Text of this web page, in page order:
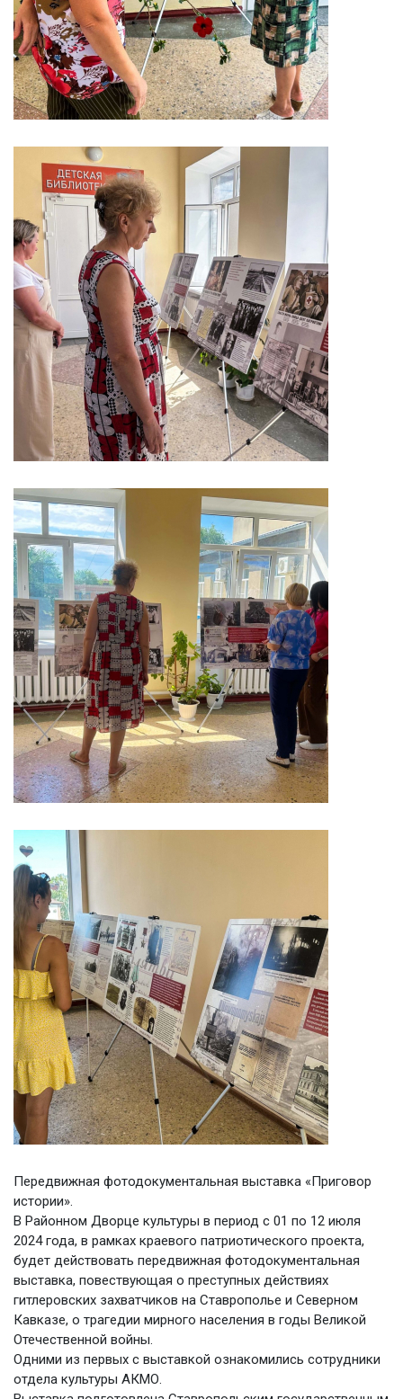
Передвижная фотодокументальная выставка «Приговор
истории».
В Районном Дворце культуры в период с 01 по 12 июля
2024 года, в рамках краевого патриотического проекта,
будет действовать передвижная фотодокументальная
выставка, повествующая о преступных действиях
гитлеровских захватчиков на Ставрополье и Северном
Кавказе, о трагедии мирного населения в годы Великой
Отечественной войны.
Одними из первых с выставкой ознакомились сотрудники
отдела культуры АКМО.